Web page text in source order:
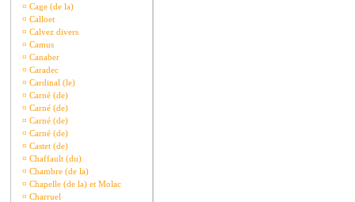
¤ Cage (de la)
¤ Calloet
¤ Calvez divers
¤ Camus
¤ Canaber
¤ Caradec
¤ Cardinal (le)
¤ Carné (de)
¤ Carné (de)
¤ Carné (de)
¤ Carné (de)
¤ Castet (de)
¤ Chaffault (du)
¤ Chambre (de la)
¤ Chapelle (de la) et Molac
¤ Charruel